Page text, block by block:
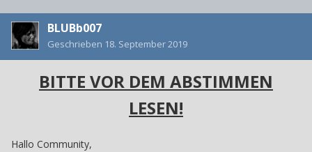
BLUBb007
Geschrieben 18. September 2019
BITTE VOR DEM ABSTIMMEN
LESEN!
Hallo Community,